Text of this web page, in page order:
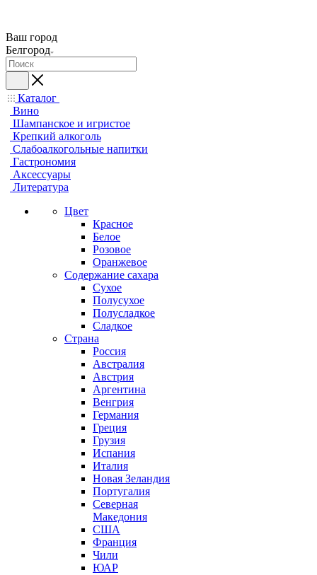
Ваш город
Белгород
Каталог
Вино
Шампанское и игристое
Крепкий алкоголь
Слабоалкогольные напитки
Гастрономия
Аксессуары
Литература
Цвет
Красное
Белое
Розовое
Оранжевое
Содержание сахара
Сухое
Полусухое
Полусладкое
Сладкое
Страна
Россия
Австралия
Австрия
Аргентина
Венгрия
Германия
Греция
Грузия
Испания
Италия
Новая Зеландия
Португалия
Северная
Македония
США
Франция
Чили
ЮАР